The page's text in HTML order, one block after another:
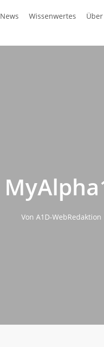
News Wissenwertes
Von A1D-WebRedaktion